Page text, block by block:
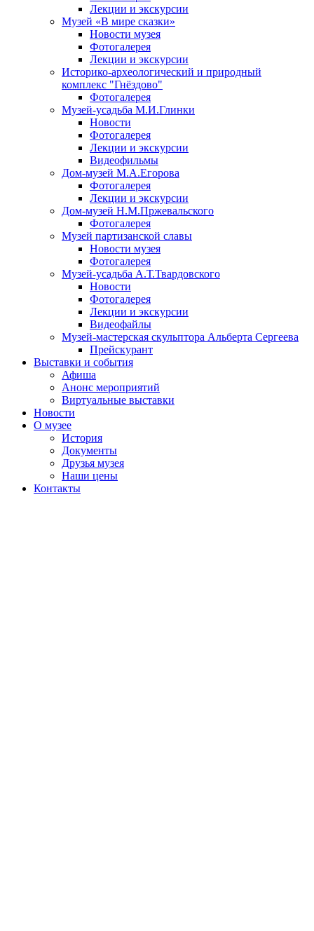
Лекции и экскурсии
Музей «В мире сказки»
Новости музея
Фотогалерея
Лекции и экскурсии
Историко-археологический и природный
комплекс "Гнёздово"
Фотогалерея
Музей-усадьба М.И.Глинки
Новости
Фотогалерея
Лекции и экскурсии
Видеофильмы
Дом-музей М.А.Егорова
Фотогалерея
Лекции и экскурсии
Дом-музей Н.М.Пржевальского
Фотогалерея
Музей партизанской славы
Новости музея
Фотогалерея
Музей-усадьба А.Т.Твардовского
Новости
Фотогалерея
Лекции и экскурсии
Видеофайлы
Музей-мастерская скульптора Альберта Сергеева
Прейскурант
Выставки и события
Афиша
Анонс мероприятий
Виртуальные выставки
Новости
О музее
История
Документы
Друзья музея
Наши цены
Контакты